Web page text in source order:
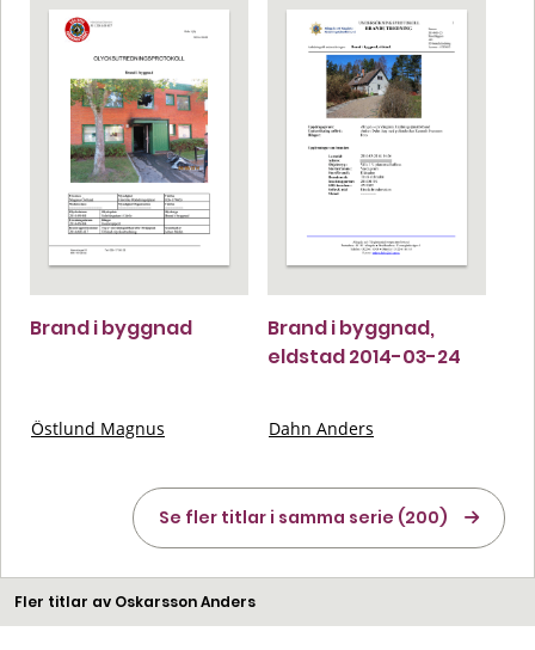
Brand i byggnad
Östlund Magnus
Brand i byggnad,
eldstad 2014-03-24
Dahn Anders
Se fler titlar i samma serie (200)
Fler titlar av Oskarsson Anders